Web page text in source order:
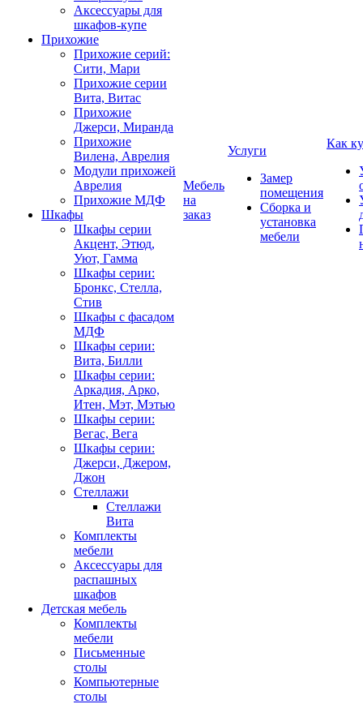
Аксессуары для
шкафов-купе
Прихожие
Прихожие серий:
Сити, Мари
Прихожие серии
Вита, Витас
Прихожие
Джерси, Миранда
Прихожие
Вилена, Аврелия
Модули прихожей
Аврелия
Прихожие МДФ
Шкафы
Шкафы серии
Акцент, Этюд,
Уют, Гамма
Шкафы серии:
Бронкс, Стелла,
Стив
Шкафы с фасадом
МДФ
Шкафы серии:
Вита, Билли
Шкафы серии:
Аркадия, Арко,
Итен, Мэт, Мэтью
Шкафы серии:
Вегас, Вега
Шкафы серии:
Джерси, Джером,
Джон
Стеллажи
Стеллажи
Вита
Комплекты
мебели
Аксессуары для
распашных
шкафов
Детская мебель
Комплекты
мебели
Письменные
столы
Компьютерные
столы
Мебель
на
заказ
Услуги
Замер
помещения
Сборка и
установка
мебели
Как